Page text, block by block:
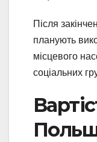
Після
планують
місцевого
соціальних